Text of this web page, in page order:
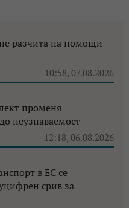
разчита на помощи
10:58, 07.08.2026
променя
неузнаваемост
12:18, 06.08.2026
в ЕС се
срив за